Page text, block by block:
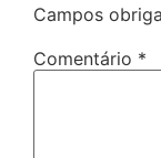
Campos
Comentário *